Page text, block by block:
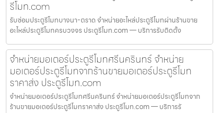
รีโมท.com
รับซ่อมประตูรีโมทบางนา-ตราด จำหน่ายอะไหล่ประตูรีโมทผ่านร้านขาย
อะไหล่ประตูรีโมทครบวงจร ประตูรีโมท.com — บริการรับติดตั้ง
จำหน่ายมอเตอร์ประตูรีโมทศรีนครินทร์ จำหน่าย
มอเตอร์ประตูรีโมทจากร้านขายมอเตอร์ประตูรีโมท
ราคาส่ง ประตูรีโมท.com
จำหน่ายมอเตอร์ประตูรีโมทศรีนครินทร์ จำหน่ายมอเตอร์ประตูรีโมทจาก
ร้านขายมอเตอร์ประตูรีโมทราคาส่ง ประตูรีโมท.com — บริการรั